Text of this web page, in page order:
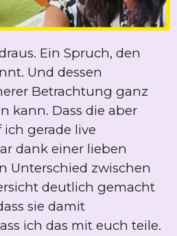
Ein Spruch, den
Und dessen
Betrachtung ganz
kann. Dass die aber
gerade live
dank einer lieben
Unterschied zwischen
deutlich gemacht
sie damit
ich das mit euch teile.